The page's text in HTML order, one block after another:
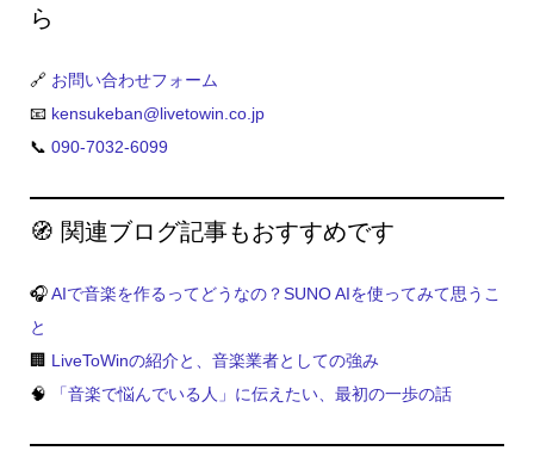
ら
🔗 お問い合わせフォーム
📧 kensukeban@livetowin.co.jp
📞 090-7032-6099
🧭 関連ブログ記事もおすすめです
🎧AIで音楽を作るってどうなの？SUNO AIを使ってみて思うこ
と
🏢 LiveToWinの紹介と、音楽業者としての強み
🧠
「音楽で悩んでいる人」に伝えたい、最初の一歩の話